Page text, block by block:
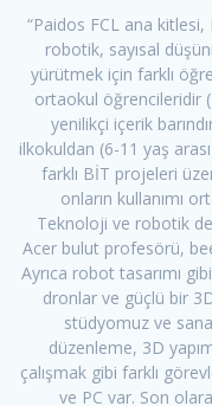
“Paidos FCL ana
robotik, sayısal
yürütmek için farklı
ortaokul öğrencileridir
yenilikçi içerik
ilkokuldan (6-11 yaş
farklı BİT projeleri
onların kullanımı
Teknoloji ve robotik
Acer bulut profesörü,
Ayrıca robot tasarımı
dronlar ve güçlü bir
stüdyomuz ve
düzenleme, 3D
çalışmak gibi farklı
ve PC var. Son